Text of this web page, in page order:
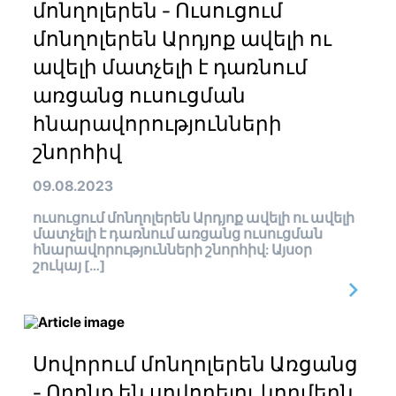
մոնղոլերեն - Ուսուցում
մոնղոլերեն Արդյոք ավելի ու
ավելի մատչելի է դառնում
առցանց ուսուցման
հնարավորությունների
շնորհիվ
09.08.2023
ուսուցում մոնղոլերեն Արդյոք ավելի ու ավելի
մատչելի է դառնում առցանց ուսուցման
հնարավորությունների շնորհիվ: Այսօր
շուկայ […]
Սովորում մոնղոլերեն Առցանց